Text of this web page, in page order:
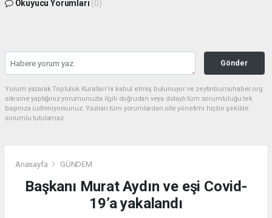
Okuyucu Yorumları (0)
Gönder
Yorum yazarak Topluluk Kuralları’nı kabul etmiş bulunuyor ve zeytinburnuhaber.org
sitesine yaptığınız yorumunuzla ilgili doğrudan veya dolaylı tüm sorumluluğu tek
başınıza üstleniyorsunuz. Yazılan tüm yorumlardan site yönetimi hiçbir şekilde
sorumlu tutulamaz.
Anasayfa GÜNDEM
Başkanı Murat Aydın ve eşi Covid-
19’a yakalandı